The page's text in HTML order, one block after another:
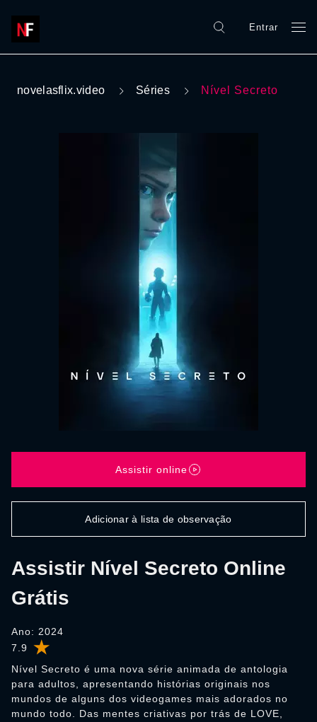
Entrar
novelasflix.video Séries Nível Secreto
7.9
Assistir Nível Secreto Online
Grátis
Ano: 2024
Nível Secreto é uma nova série animada de antologia
para adultos, apresentando histórias originais nos
mundos de alguns dos videogames mais adorados no
mundo todo. Das mentes criativas por trás de LOVE,
Assistir online
Adicionar à lista de observação